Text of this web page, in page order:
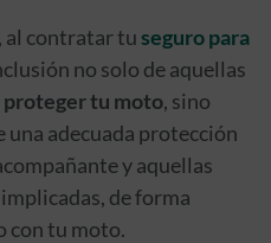
al contratar tuseguro para
no solo de aquellas
proteger tu moto, sino
adecuada protección
y aquellas
de forma
con tu moto.